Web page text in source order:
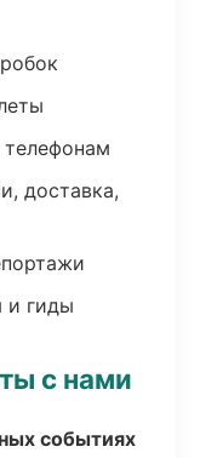
доставка,
и гиды
с нами
событиях